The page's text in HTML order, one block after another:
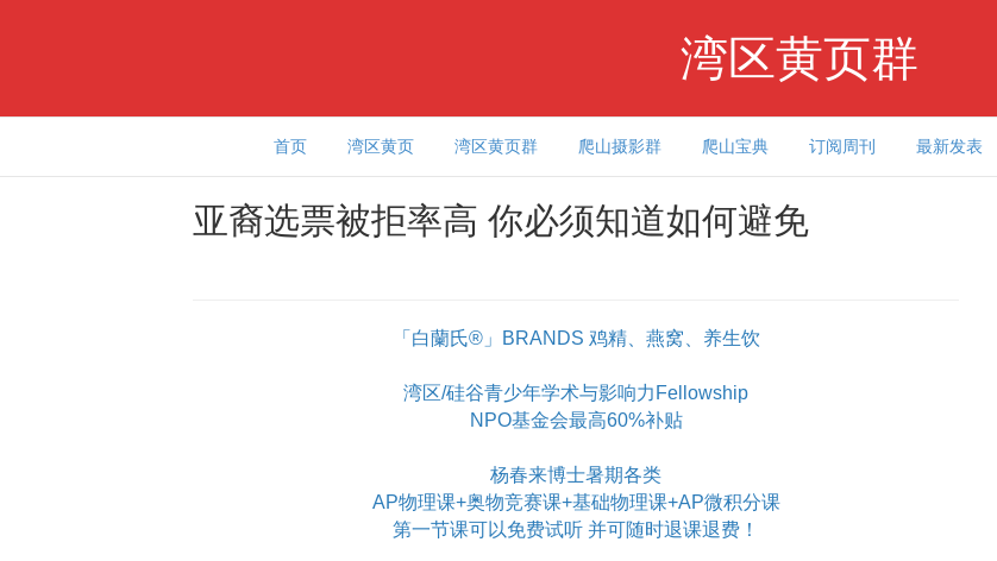
湾区黄页群
首页 湾区黄页 湾区黄页群 爬山摄影群 爬山宝典 订阅周刊 最新发表
亚裔选票被拒率高 你必须知道如何避免
「白蘭氏®」BRANDS 鸡精、燕窝、养生饮
湾区/硅谷青少年学术与影响力Fellowship
NPO基金会最高60%补贴
杨春来博士暑期各类
AP物理课+奥物竞赛课+基础物理课+AP微积分课
第一节课可以免费试听 并可随时退课退费！